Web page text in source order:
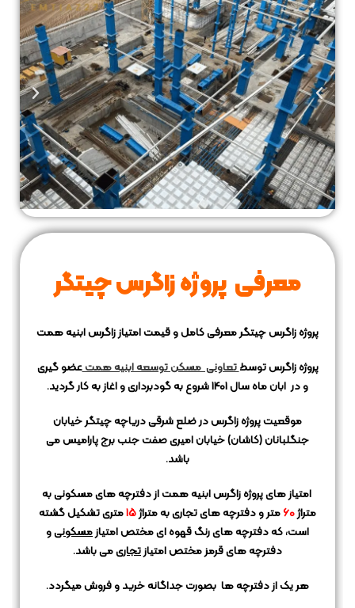
معرفی پروژه زاگرس چیتگر
پروژه زاگرس چیتگر معرفی کامل و قیمت امتیاز زاگرس ابنیه همت
پروژه زاگرس توسطتعاونی مسکن توسعه ابنیه همتعضو گیری
و در ابان ماه سال 1401 شروع به گودبرداری و اغاز به کار گردید.
موقعیت پروژه زاگرس در ضلع شرقی دریاچه چیتگر خیابان
جنگلبانان (کاشان) خیابان امیری صفت جنب برج پارامیس می
باشد.
امتیاز های پروژه زاگرس ابنیه همت از دفترچه های مسکونی به
متراژ60متر و دفترچه های تجاری به متراژ15متری تشکیل گشته
است، که دفترچه های رنگ قهوه ای مختص امتیازمسکونیو
دفترچه های قرمز مختص امتیازتجاریمی باشد.
هر یک از دفترچه ها بصورت جداگانه خرید و فروش میگردد.